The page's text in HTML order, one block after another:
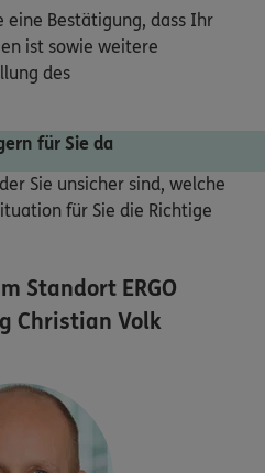
eine Bestätigung, dass Ihr
ist sowie weitere
des
für Sie da
Sie unsicher sind, welche
für Sie die Richtige
StandortERGO
Christian Volk